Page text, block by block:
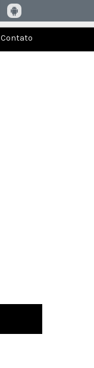
Contato